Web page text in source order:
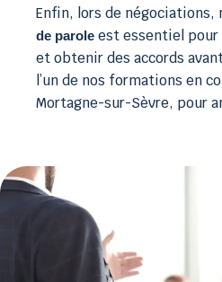
Enfin, lors de négociations,
de parole est essentiel
et obtenir des accords
l’un de nos formations en
Mortagne-sur-Sèvre, pour